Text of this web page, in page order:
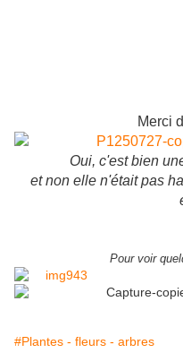
Merci
Oui, c'est bien
et non elle n'était pas
Pour voir
#Plantes - fleurs - arbres